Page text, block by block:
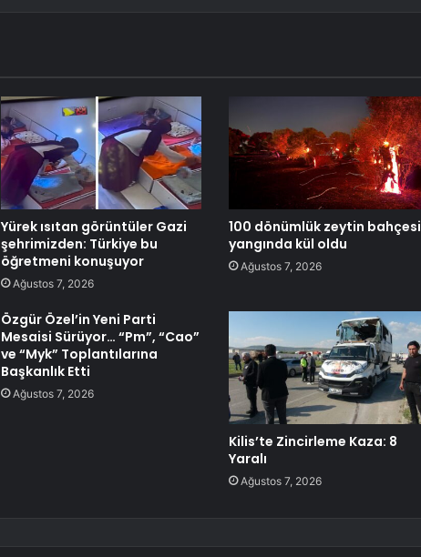
Yürek ısıtan görüntüler Gazi
şehrimizden: Türkiye bu
öğretmeni konuşuyor
Ağustos 7, 2026
100 dönümlük zeytin bahçesi
yangında kül oldu
Ağustos 7, 2026
Özgür Özel’in Yeni Parti
Mesaisi Sürüyor… “Pm”, “Cao”
ve “Myk” Toplantılarına
Başkanlık Etti
Ağustos 7, 2026
Kilis’te Zincirleme Kaza: 8
Yaralı
Ağustos 7, 2026